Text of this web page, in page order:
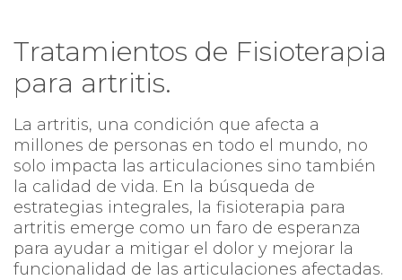
Tratamientos de Fisioterapia
para artritis.
La artritis, una condición que afecta a
millones de personas en todo el mundo, no
solo impacta las articulaciones sino también
la calidad de vida. En la búsqueda de
estrategias integrales, la fisioterapia para
artritis emerge como un faro de esperanza
para ayudar a mitigar el dolor y mejorar la
funcionalidad de las articulaciones afectadas.